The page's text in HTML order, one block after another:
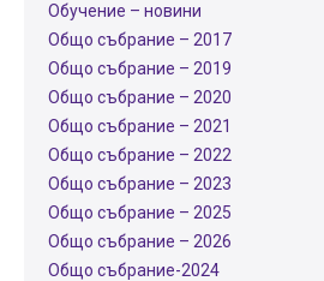
Обучение – новини
Общо събрание – 2017
Общо събрание – 2019
Общо събрание – 2020
Общо събрание – 2021
Общо събрание – 2022
Общо събрание – 2023
Общо събрание – 2025
Общо събрание – 2026
Общо събрание-2024